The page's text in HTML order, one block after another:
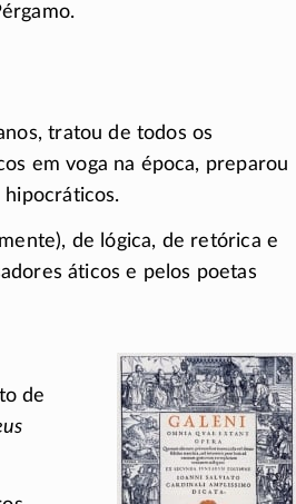
tratou de todos os
em voga na época, preparou
de lógica, de retórica e
áticos e pelos poetas
de